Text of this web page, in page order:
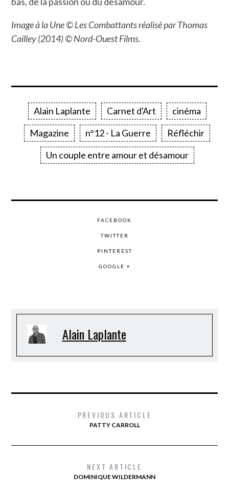
Image à la Une © Les Combattants réalisé par Thomas
Cailley (2014) © Nord-Ouest Films.
Alain Laplante Carnet d'Art
cinéma
Magazine
n°12 - La Guerre
Réfléchir
Un couple entre amour et désamour
FACEBOOK
TWITTER
PINTEREST
GOOGLE +
Alain Laplante
PREVIOUS ARTICLE
PATTY CARROLL
NEXT ARTICLE
DOMINIQUE WILDERMANN